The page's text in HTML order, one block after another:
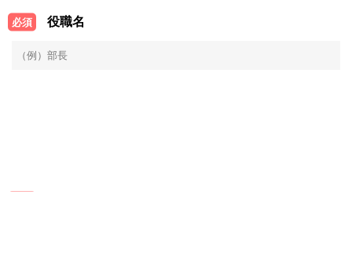
役職名
必須